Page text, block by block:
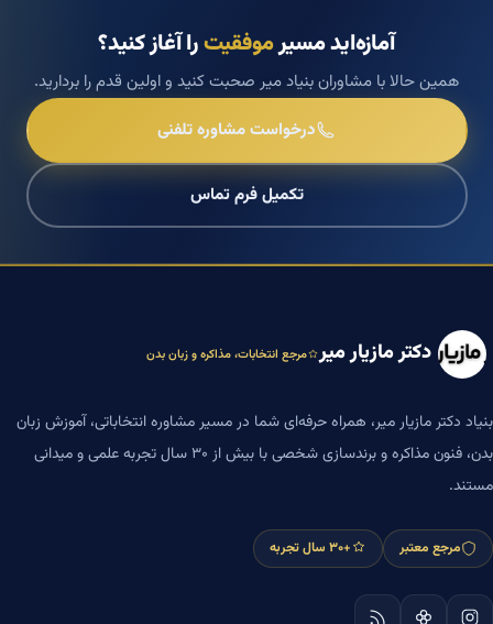
آمازه‌اید مسیرموفقیترا آغاز کنید؟
همین حالا با مشاوران بنیاد میر صحبت کنید و اولین قدم را بردارید.
درخواست مشاوره تلفنی
تکمیل فرم تماس
دکتر مازیار میر مرجع انتخابات، مذاکره و زبان بدن
بنیاد دکتر مازیار میر، همراه حرفه‌ای شما در مسیر مشاوره انتخاباتی، آموزش زبان
بدن، فنون مذاکره و برندسازی شخصی با بیش از ۳۰ سال تجربه علمی و میدانی
مستند.
مرجع معتبر +۳۰ سال تجربه